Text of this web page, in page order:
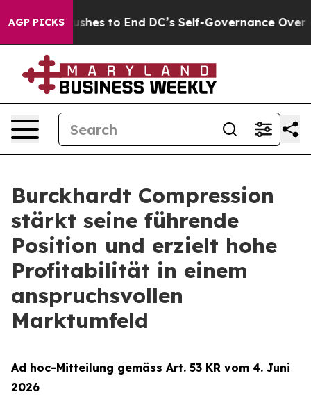
AGP PICKSto End DC’s Self-Governance Over a 20-
Burckhardt Compression
stärkt seine führende
Position und erzielt hohe
Profitabilität in einem
anspruchsvollen
Marktumfeld
Ad hoc-Mitteilung gemäss Art. 53 KR vom 4. Juni
2026